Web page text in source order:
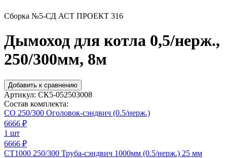
Сборка №5-СД АСТ ПРОЕКТ 316
Дымоход для котла 0,5/нерж.,
250/300мм, 8м
Добавить к сравнению
Артикул: СК5-052503008
Состав комплекта:
СО 250/300 Оголовок-сэндвич (0.5/нерж.)
6666 ₽
1 шт
6666 ₽
СТ1000 250/300 Труба-сэндвич 1000мм (0.5/нерж.) 25 мм